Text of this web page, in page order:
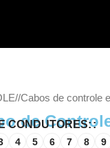
/ Cabos de controle
de
CONDUTORES:
4 5 6 7 8 9